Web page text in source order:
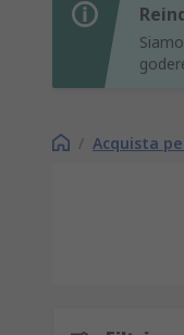
/ Acquista